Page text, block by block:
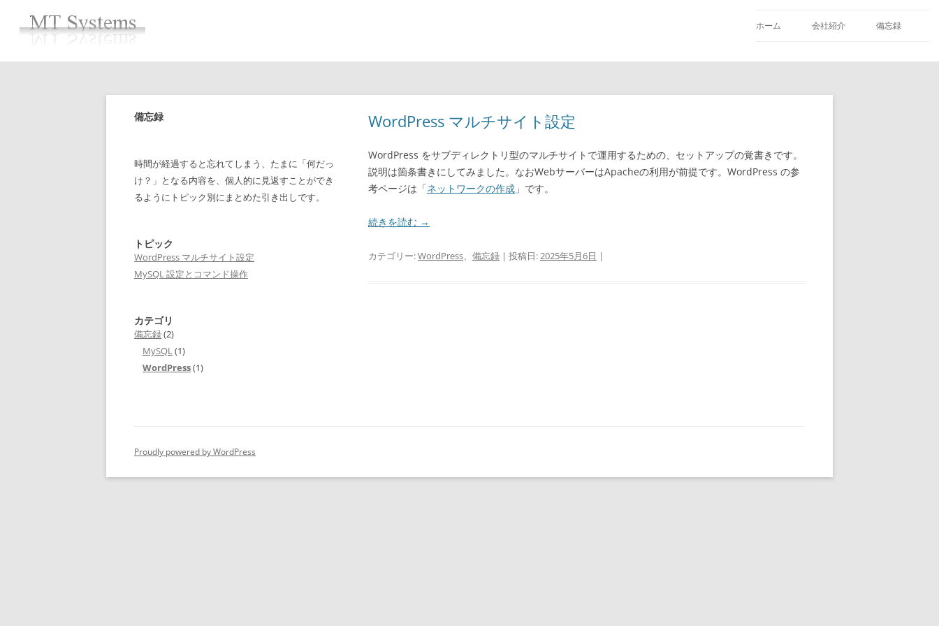
ス
ホーム 会社紹介 備忘録
WordPress マルチサイト設定
WordPress をサブディレクトリ型のマルチサイトで運用するための、セットアップの覚書きです。
説明は箇条書きにしてみました。なおWebサーバーはApacheの利用が前提です。WordPress の参
考ページは「ネットワークの作成 」です。
続きを読む →
カテゴリー:WordPress、備忘録 | 投稿日:2025年5月6日 |
備忘録
時間が経過すると忘れてしまう、たまに「何だっ
け？」となる内容を、個人的に見返すことができ
るようにトピック別にまとめた引き出しです。
トピック
WordPress マルチサイト設定
MySQL 設定とコマンド操作
カテゴリ
備忘録(2)
MySQL(1)
WordPress(1)
Proudly powered by WordPress